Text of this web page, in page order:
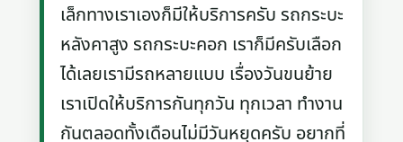
เล็กทางเราเองก็มีให้บริการครับ รถกระบะ
หลังคาสูง รถกระบะคอก เราก็มีครับเลือก
ได้เลยเรามีรถหลายแบบ เรื่องวันขนย้าย
เราเปิดให้บริการกันทุกวัน ทุกเวลา ทำงาน
กันตลอดทั้งเดือนไม่มีวันหยุดครับ อยากที่